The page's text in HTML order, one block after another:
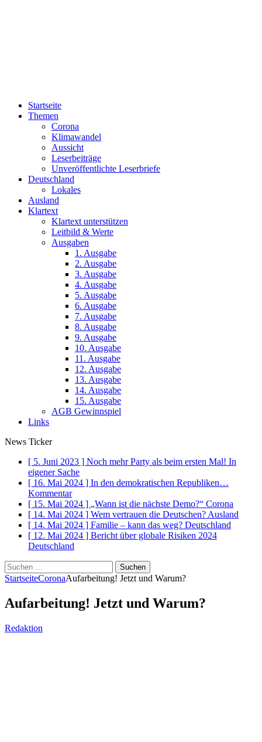
Startseite
Themen
Corona
Klimawandel
Aussicht
Leserbeiträge
Unveröffentlichte Leserbriefe
Deutschland
Lokales
Ausland
Klartext
Klartext unterstützen
Leitbild & Werte
Ausgaben
1. Ausgabe
2. Ausgabe
3. Ausgabe
4. Ausgabe
5. Ausgabe
6. Ausgabe
7. Ausgabe
8. Ausgabe
9. Ausgabe
10. Ausgabe
11. Ausgabe
12. Ausgabe
13. Ausgabe
14. Ausgabe
15. Ausgabe
AGB Gewinnspiel
Links
News Ticker
[ 5. Juni 2023 ] Noch mehr Party als beim ersten Mal! In
eigener Sache
[ 16. Mai 2024 ] In den demokratischen Republiken…
Kommentar
[ 15. Mai 2024 ] „Wann ist die nächste Demo?“ Corona
[ 14. Mai 2024 ] Wem vertrauen die Deutschen? Ausland
[ 14. Mai 2024 ] Familie – kann das weg? Deutschland
[ 12. Mai 2024 ] Bericht über globale Risiken 2024
Deutschland
Suchen
nach:
StartseiteCoronaAufarbeitung! Jetzt und Warum?
Aufarbeitung! Jetzt und Warum?
Redaktion